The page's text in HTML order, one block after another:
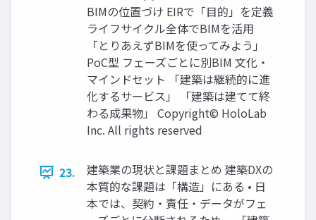
BIMの位置づけ EIRで「目的」を定義
ライフサイクル全体でBIMを活用
「とりあえずBIMを使ってみよう」
PoC型 フェーズごとに別BIM 文化・
マインドセット 「建築は継続的に進
化するサービス」 「建築は建てて終
わる成果物」 Copyright© HoloLab
Inc. All rights reserved
23.
建築業の現状と課題まとめ 建築DXの
本質的な課題は「構造」にある • 日
本では、契約・責任・データがフェ